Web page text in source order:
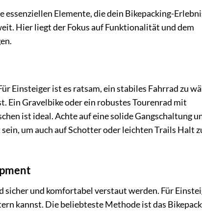
Elemente, die dein Bikepacking-
Hier liegt der Fokus auf Funktionalität und dem
Einsteiger ist es ratsam, ein stabiles Fahrrad zu
Ein Gravelbike oder ein robustes Tourenrad mit
ist ideal. Achte auf eine solide Gangschaltung
um auch auf Schotter oder leichten Trails Halt
sicher und komfortabel verstaut werden. Für
kannst. Die beliebteste Methode ist das